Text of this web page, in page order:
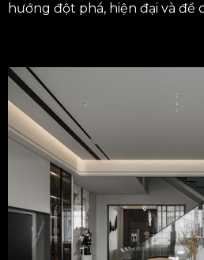
hướng đột phá, hiện đại và đề